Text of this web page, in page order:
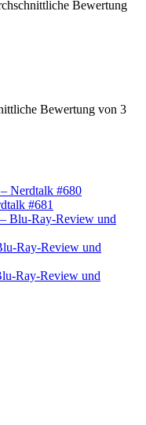
Bewertung
Bewertung von 3
Nerdtalk #680
#681
Blu-Ray-Review und
Ray-Review und
Ray-Review und